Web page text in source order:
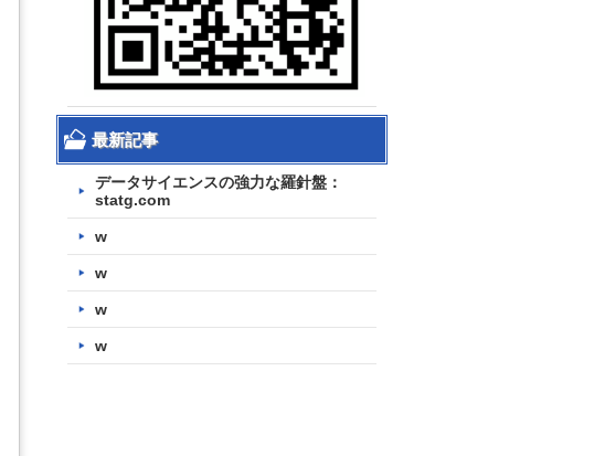
最新記事
データサイエンスの強力な羅針盤：
statg.com
w
w
w
w